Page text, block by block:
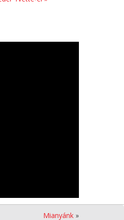
Mianyánk »